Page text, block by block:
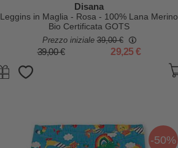
Disana
Leggins in Maglia - Rosa - 100% Lana Merino
Bio Certificata GOTS
Prezzo iniziale39,00 €
39,00 € 29,25 €
-50%